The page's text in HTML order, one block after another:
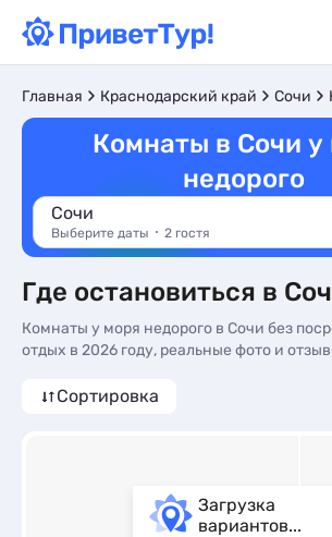
Главная Краснодарский край Сочи
Комнаты в Сочи у
недорого
Сочи
Выберите даты 2 гостя
Где остановиться в
Комнаты у моря недорого в Сочи без
отдых в 2026 году, реальные фото и
2500 руб, Комнаты с балконом или
Сортировка
Загрузка
вариантов...